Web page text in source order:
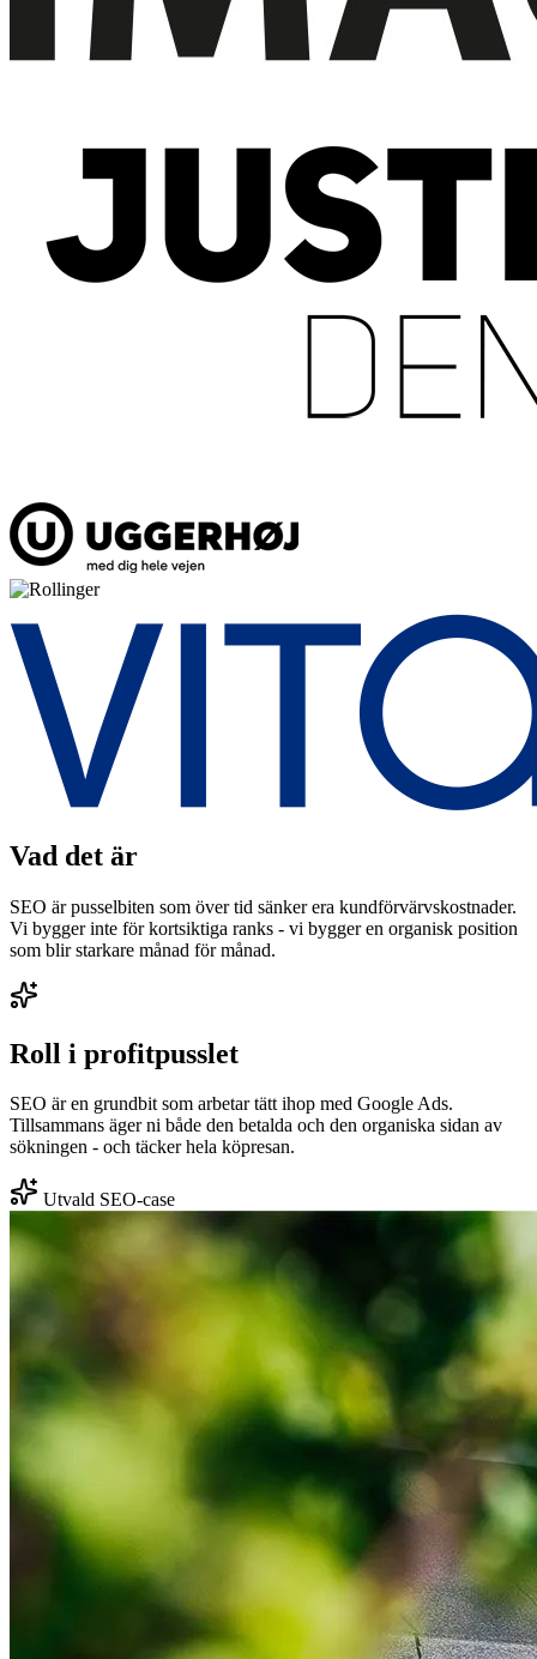
Vad det är
SEO är pusselbiten som över tid sänker era kundförvärvskostnader.
Vi bygger inte för kortsiktiga ranks - vi bygger en organisk position
som blir starkare månad för månad.
Roll i profitpusslet
SEO är en grundbit som arbetar tätt ihop med Google Ads.
Tillsammans äger ni både den betalda och den organiska sidan av
sökningen - och täcker hela köpresan.
Utvald SEO-case